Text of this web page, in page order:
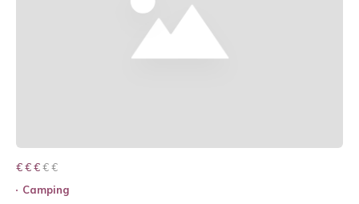
€ € € € €
€ € €
Camping